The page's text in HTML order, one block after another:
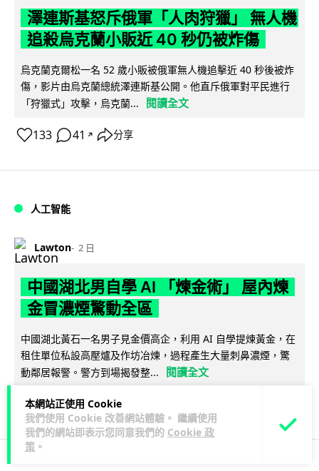
本網站正使用 Cookie
我們使用 Cookie 改善網站體驗。 繼續使用
我們的網站即表示您同意我們的 Cookie 政
策 。
澤連斯基怒斥俄軍「人肉狩獵」 無人機
追殺烏克蘭小販近 40 秒仍被炸傷
烏克蘭克爾松一名 52 歲小販被俄軍無人機追擊近 40 秒後被炸
傷，影片由烏克蘭總統澤連斯基公開。他直斥俄軍對平民進行
「狩獵式」攻擊，烏克蘭...
閱讀全文
133 41 ↗ 分享
人工智能
Lawton 2 日
中國湖北男自學 AI 「煉金術」 屋內煉
金冒濃煙驚動全區
中國湖北黃石一名男子見金價高企，利用 AI 自學提煉黃金，在
租住單位私設高壓爐及作坊冶煉，過程產生大量刺鼻濃煙，驚
動鄰居報警。警方到場揭發整...
閱讀全文
114 8↗ 分享